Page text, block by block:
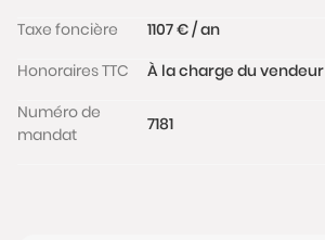
Taxe foncière
1107 € / an
Honoraires TTC
À la charge du vendeur
Numéro de
mandat
7181